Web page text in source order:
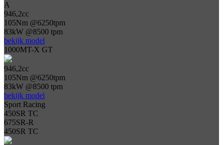
A
946,2cc
105Nm @6250tpm
83kW @8500 tpm
bekijk model
1000MT-X GT
946,2cc
105Nm @6250tpm
83kW @8500 tpm
bekijk model
Sport Racing
450SR TC
675SR-R
450SR TC